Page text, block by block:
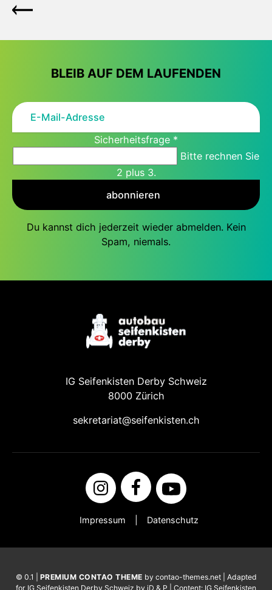
BLEIB AUF DEM LAUFENDEN
Sicherheitsfrage *
Bitte rechnen Sie
2 plus 3.
abonnieren
Du kannst dich jederzeit wieder abmelden. Kein
Spam, niemals.
IG Seifenkisten Derby Schweiz
8000 Zürich
sekretariat@seifenkisten.ch
Impressum Datenschutz
© 0.1 | PREMIUM CONTAO THEME by contao-themes.net | Adapted
for IG Seifenkisten Derby Schweiz by iD & P | Content: IG Seifenkisten